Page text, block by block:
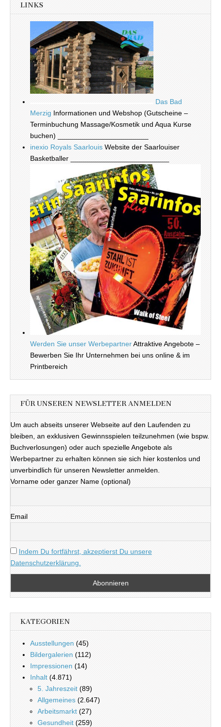
LINKS
Das Bad
Merzig Informationen und Webshop (Gutscheine –
Terminbuchung Massage/Kosmetik und Aqua Kurse
buchen) _______________________
inexio Royals Saarlouis Website der Saarlouiser
Basketballer _________________________
Werden Sie unser WerbepartnerAttraktive Angebote –
Bewerben Sie Ihr Unternehmen bei uns online & im
Printbereich
FÜR UNSEREN NEWSLETTER ANMELDEN
Um auch abseits unserer Webseite auf den Laufenden zu
bleiben, an exklusiven Gewinnsspielen teilzunehmen (wie bspw.
Buchverlosungen) oder auch spezielle Angebote als
Werbepartner zu erhalten können sie sich hier kostenlos und
unverbindlich für unseren Newsletter anmelden.
Vorname oder ganzer Name (optional)
Email
Indem Du fortfährst, akzeptierst Du unsere
Datenschutzerklärung.
KATEGORIEN
Ausstellungen (45)
Bildergalerien (112)
Impressionen (14)
Inhalt (4.871)
5. Jahreszeit (89)
Allgemeines (2.647)
Arbeitsmarkt (27)
Gesundheit (259)